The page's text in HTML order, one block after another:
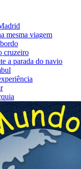
mesma viagem
cruzeiro
a parada do navio